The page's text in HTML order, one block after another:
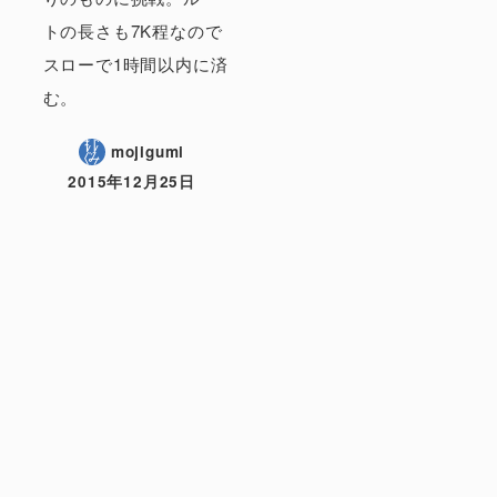
トの長さも7K程なので
スローで1時間以内に済
む。
mojigumi
2015年12月25日